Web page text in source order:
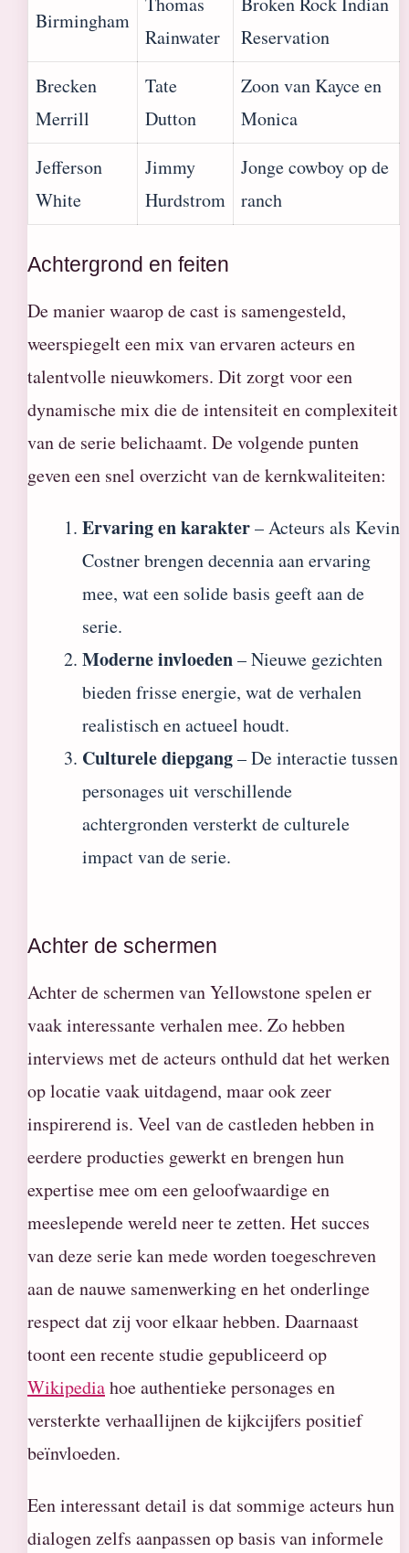
Birmingham
Rainwater
Reservation
Brecken
Merrill
Tate
Dutton
Zoon van Kayce en
Monica
Jefferson
White
Jimmy
Hurdstrom
Jonge cowboy op de
ranch
Achtergrond en feiten
De manier waarop de cast is samengesteld,
weerspiegelt een mix van ervaren acteurs en
talentvolle nieuwkomers. Dit zorgt voor een
dynamische mix die de intensiteit en complexiteit
van de serie belichaamt. De volgende punten
geven een snel overzicht van de kernkwaliteiten:
Ervaring en karakter– Acteurs als Kevin
Costner brengen decennia aan ervaring
mee, wat een solide basis geeft aan de
serie.
Moderne invloeden– Nieuwe gezichten
bieden frisse energie, wat de verhalen
realistisch en actueel houdt.
Culturele diepgang– De interactie tussen
personages uit verschillende
achtergronden versterkt de culturele
impact van de serie.
Achter de schermen
Achter de schermen van Yellowstone spelen er
vaak interessante verhalen mee. Zo hebben
interviews met de acteurs onthuld dat het werken
op locatie vaak uitdagend, maar ook zeer
inspirerend is. Veel van de castleden hebben in
eerdere producties gewerkt en brengen hun
expertise mee om een geloofwaardige en
meeslepende wereld neer te zetten. Het succes
van deze serie kan mede worden toegeschreven
aan de nauwe samenwerking en het onderlinge
respect dat zij voor elkaar hebben. Daarnaast
toont een recente studie gepubliceerd op
Wikipediahoe authentieke personages en
versterkte verhaallijnen de kijkcijfers positief
beïnvloeden.
Een interessant detail is dat sommige acteurs hun
dialogen zelfs aanpassen op basis van informele